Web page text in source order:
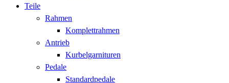
Teile
Rahmen
Komplettrahmen
Antrieb
Kurbelgarnituren
Pedale
Standardpedale